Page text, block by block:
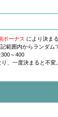
ボーナス により決まる
範囲内からランダム
～400
、一度決まると不変。